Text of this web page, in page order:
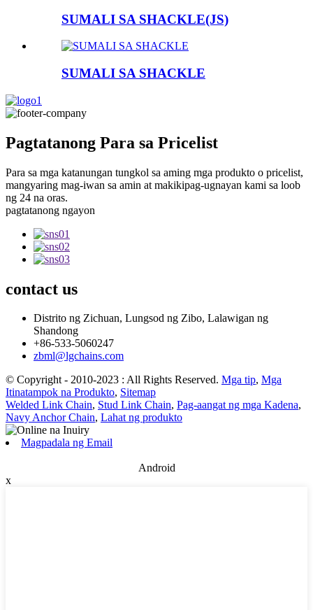
SUMALI SA SHACKLE(JS)
SUMALI SA SHACKLE
Pagtatanong Para sa Pricelist
Para sa mga katanungan tungkol sa aming mga produkto o pricelist,
mangyaring mag-iwan sa amin at makikipag-ugnayan kami sa loob
ng 24 na oras.
pagtatanong ngayon
contact us
Distrito ng Zichuan, Lungsod ng Zibo, Lalawigan ng
Shandong
+86-533-5060247
zbml@lgchains.com
© Copyright - 2010-2023 : All Rights Reserved. Mga tip, Mga
Itinatampok na Produkto, Sitemap
Welded Link Chain, Stud Link Chain, Pag-aangat ng mga Kadena,
Navy Anchor Chain, Lahat ng produkto
Magpadala ng Email
Android
x